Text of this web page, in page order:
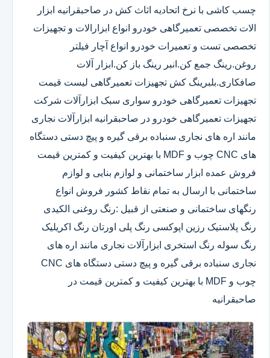
چسب کاشی با نرخ اتحادیه اثاث کش در صاحبقرانیه ابزار
الات تخصصی تعمیرگاهی خودرو انواع ابزارالات و تجهیزات
تخصصی تست و تعمیرات خودرو انواع آچار فیلتر
روغن.رینگ جمع کن.انبر رینگ باز کن.ابزار آلات
صافکاری.بلبرینگ کش تجهیزات تعمیرگاهی لیست قیمت
تجهیزات تعمیرگاهی خودرو سواری سبک ابزارآلات شرکت
تجهیزات تعمیرگاهی خودرو در صاحبقرانیه ابزارآلات نجاری
مانند اره های نجاری سنباده برقی گیره و پیچ دستی دستگاه
های CNC چوب و MDF با بهترین کیفیت و کمترین قیمت
فروش عمده ابزار ساختمانی و لوازم بنایی و لوازم
ساختمانی با ارسال به تمام نقاط کشور فروش انواع
رنگهای ساختمانی و صنعتی از قبیل :رنگ روغنی الکیدی
رنگ پلاستیک رزین اپوکسی رنگ پلی اورتان رنگ اکریلیک
رنگ سوله رنگ استخری ابزارآلات نجاری مانند اره های
نجاری سنباده برقی گیره و پیچ دستی دستگاه های CNC
چوب و MDF با بهترین کیفیت و کمترین قیمت در
صاحبقرانیه